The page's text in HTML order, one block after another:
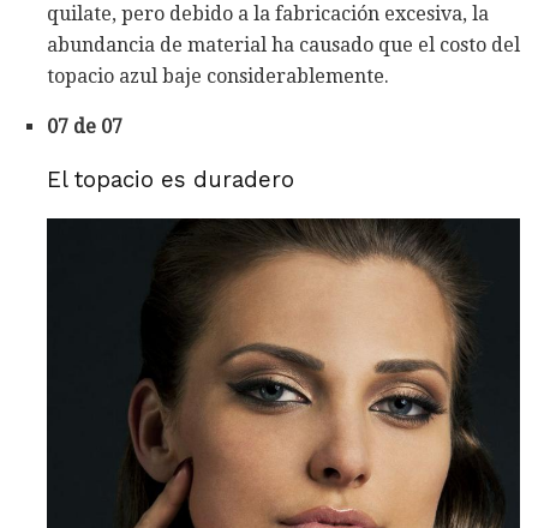
quilate, pero debido a la fabricación excesiva, la
abundancia de material ha causado que el costo del
topacio azul baje considerablemente.
07 de 07
El topacio es duradero